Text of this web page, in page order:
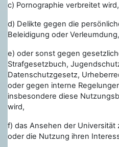
c) Pornographie verbreitet wird,
d) Delikte gegen die
Beleidigung oder
e) oder sonst gegen
Strafgesetzbuch,
Datenschutzgesetz,
oder gegen interne
insbesondere diese
wird,
f) das Ansehen der
oder die Nutzung ihren